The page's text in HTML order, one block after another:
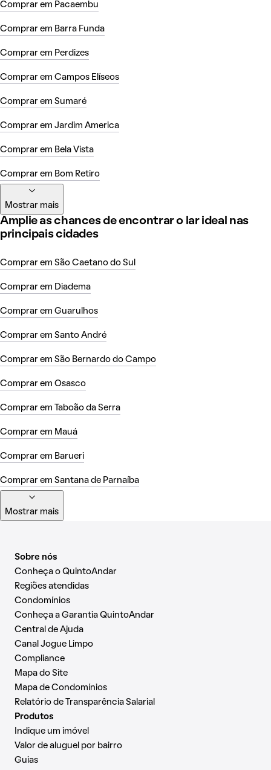
Comprar em Pacaembu
Comprar em Barra Funda
Comprar em Perdizes
Comprar em Campos Elíseos
Comprar em Sumaré
Comprar em Jardim America
Comprar em Bela Vista
Comprar em Bom Retiro
Mostrar mais
Amplie as chances de encontrar o lar ideal nas
principais cidades
Comprar em São Caetano do Sul
Comprar em Diadema
Comprar em Guarulhos
Comprar em Santo André
Comprar em São Bernardo do Campo
Comprar em Osasco
Comprar em Taboão da Serra
Comprar em Mauá
Comprar em Barueri
Comprar em Santana de Parnaíba
Mostrar mais
Sobre nós
Conheça o QuintoAndar
Regiões atendidas
Condomínios
Conheça a Garantia QuintoAndar
Central de Ajuda
Canal Jogue Limpo
Compliance
Mapa do Site
Mapa de Condomínios
Relatório de Transparência Salarial
Produtos
Indique um imóvel
Valor de aluguel por bairro
Guias